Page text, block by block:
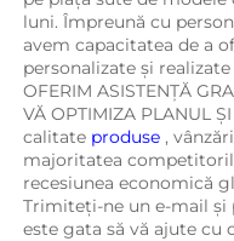
luni. Împreună cu
avem capacitatea de a
personalizate și
OFERIM ASISTENȚĂ
VĂ OPTIMIZA PLANUL ȘI
calitate produse ,
majoritatea
recesiunea economică
Trimiteți-ne un e-mail și
este gata să vă ajute cu